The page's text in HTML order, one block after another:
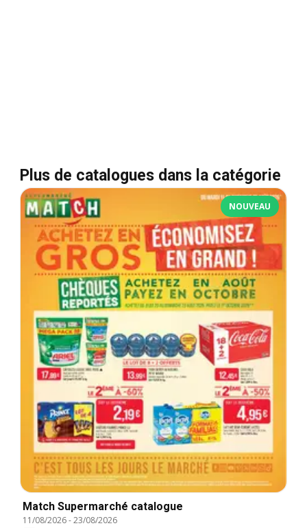
Plus de catalogues dans la catégorie
NOUVEAU
Match Supermarché catalogue
11/08/2026-23/08/2026